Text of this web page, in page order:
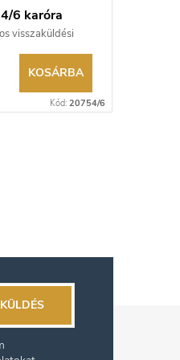
6 karóra
visszaküldési
márkakereskedő.
KOSÁRBA
Kód: 20754/6
KÜLDÉS